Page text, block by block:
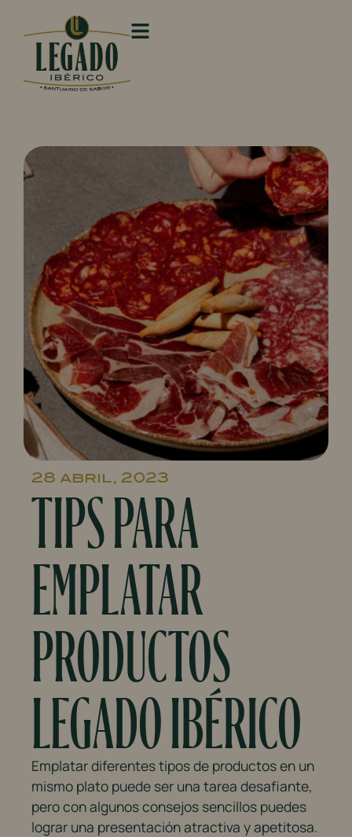
28 abril, 2023
TIPS PARA
EMPLATAR
PRODUCTOS
LEGADO IBÉRICO
Emplatar diferentes tipos de productos en un
mismo plato puede ser una tarea desafiante,
pero con algunos consejos sencillos puedes
lograr una presentación atractiva y apetitosa.